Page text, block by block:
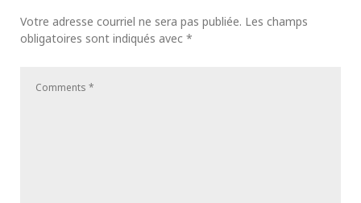
Votre adresse courriel ne sera pas publiée. Les champs
obligatoires sont indiqués avec *